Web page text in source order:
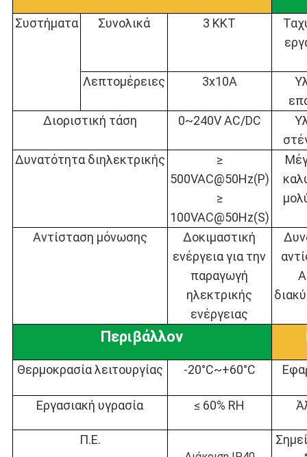
Συστήματα Συνολικά 3 ΚΚΤ
Λεπτομέρειες 3x10A
Διοριστική τάση
0~240V AC/DC
Δυνατότητα διηλεκτρικής
≥
500VAC@50Hz(P)
≥
100VAC@50Hz(S)
Αντίσταση μόνωσης
Δοκιμαστική
ενέργεια για την
παραγωγή
ηλεκτρικής
ενέργειας
Περιβάλλον
Θερμοκρασία λειτουργίας -20°C~+60°C
Εργασιακή υγρασία ≤ 60% RH
Π.Ε.